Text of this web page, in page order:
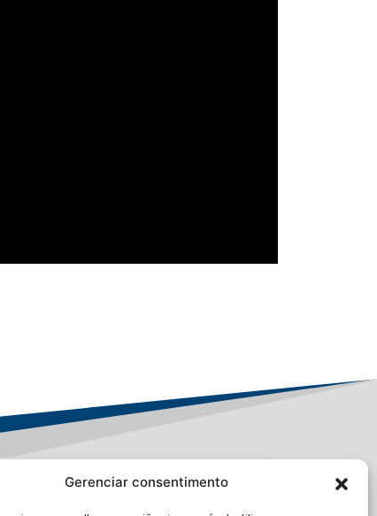
Gerenciar consentimento